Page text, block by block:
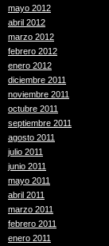
mayo 2012
abril 2012
marzo 2012
febrero 2012
enero 2012
diciembre 2011
noviembre 2011
octubre 2011
septiembre 2011
agosto 2011
julio 2011
junio 2011
mayo 2011
abril 2011
marzo 2011
febrero 2011
enero 2011